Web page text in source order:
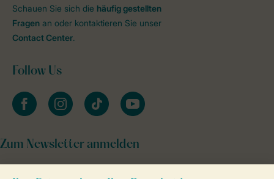
Schauen Sie sich die häufig gestellten
Fragen an oder kontaktieren Sie unser
Contact Center.
Follow Us
facebookinstagramtiktok youtube
Zum Newsletter anmelden